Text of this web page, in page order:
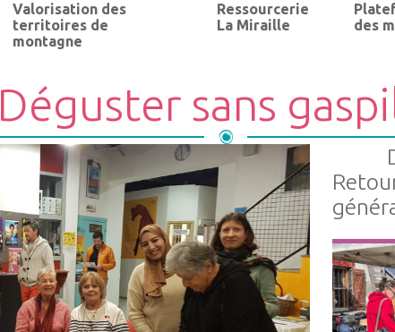
Valorisation des
territoires de
montagne
Ressourcerie
La Miraille
des
Déguster sans
Vie